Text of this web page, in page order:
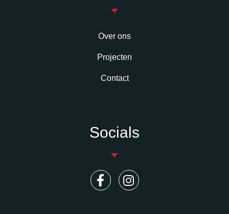
Over ons
Projecten
Contact
Socials